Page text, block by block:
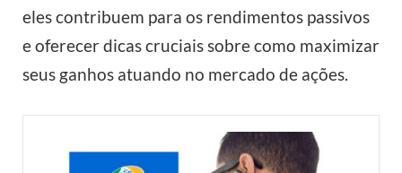
eles contribuem para os rendimentos passivos
e oferecer dicas cruciais sobre como maximizar
seus ganhos atuando no mercado de ações.